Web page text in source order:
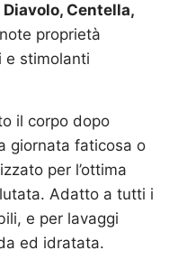
Centella,
proprietà
e stimolanti
il corpo dopo
giornata faticosa o
per l’ottima
Adatto a tutti i
e per lavaggi
ed idratata.